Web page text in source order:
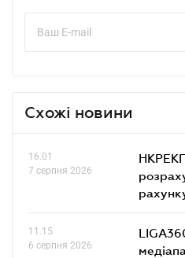
Схожі новини
16.01
7 серпня 2026
11.15
6 серпня 2026